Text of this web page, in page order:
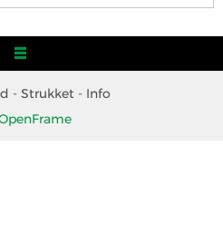
- Strukket - Info